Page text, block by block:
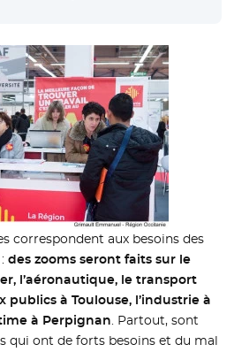
correspondent aux besoins des
:des zooms seront faits sur le
l’aéronautique, le transport
à Toulouse, l’industrie à
à Perpignan. Partout, sont
qui ont de forts besoins et du mal